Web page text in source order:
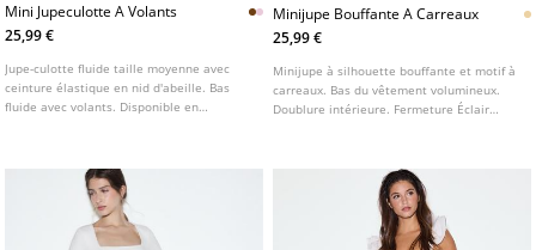
Mini Jupeculotte A Volants
25,99 €
Jupe-culotte fluide taille moyenne avec
ceinture élastique en nid d'abeille. Bas
fluide avec volants. Disponible en
Minijupe Bouffante A Carreaux
25,99 €
Minijupe à silhouette bouffante et motif à
carreaux. Bas du vêtement volumineux.
Doublure intérieure. Fermeture Éclair